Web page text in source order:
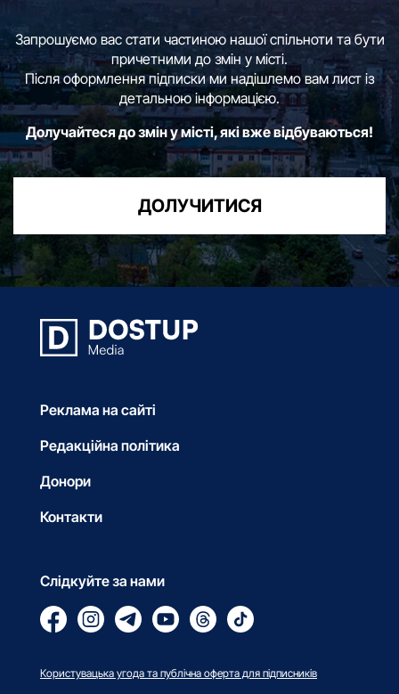
Запрошуємо вас стати частиною нашої спільноти та бути
причетними до змін у місті.
Після оформлення підписки ми надішлемо вам лист із
детальною інформацією.
Долучайтеся до змін у місті, які вже відбуваються!
ДОЛУЧИТИСЯ
Реклама на сайті
Редакційна політика
Донори
Контакти
Слідкуйте за нами
Користувацька угода та публічна оферта для підписників